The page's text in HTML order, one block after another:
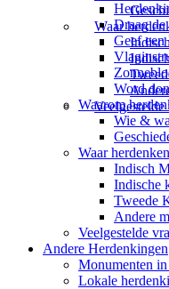
Waar
Veelgestelde
Draag
Geef een
Word
Waarom
Wie &
Waar herdenken
Indisch
Indische
Tweede
Andere
Veelgestelde
Andere Herdenkingen
Monumenten
Lokale